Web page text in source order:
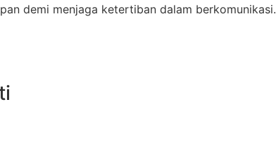
demi menjaga ketertiban dalam berkomunikasi.